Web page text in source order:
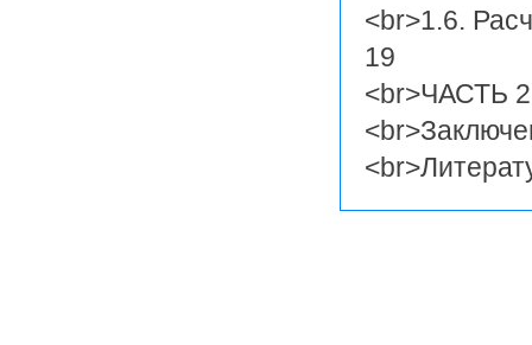
<br>1.6.
19
<br>ЧАСТЬ